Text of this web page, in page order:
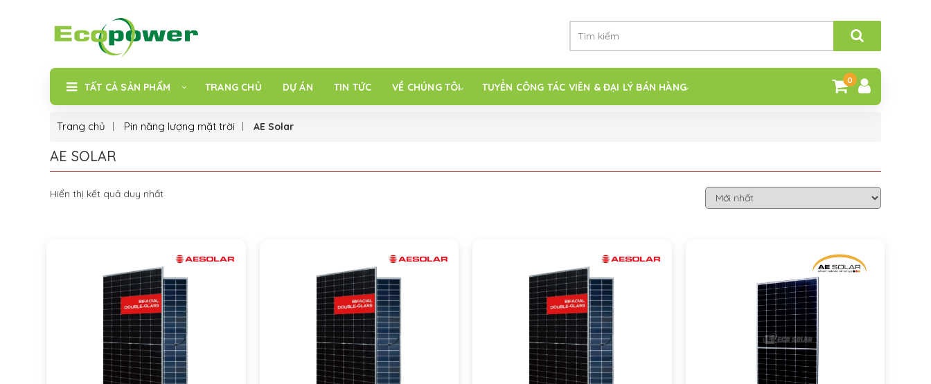
TẤT CẢ SẢN PHẨM TRANG CHỦ DỰ ÁN TIN TỨC VỀ CHÚNG TÔI TUYỂN CÔNG TÁC VIÊN & ĐẠI LÝ BÁN HÀNG
0
Trang chủ Pin năng lượng mặt trời AE Solar
AE SOLAR
Hiển thị kết quả duy nhất